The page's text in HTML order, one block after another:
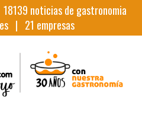
18139 noticias de gastronomia
| 21 empresas